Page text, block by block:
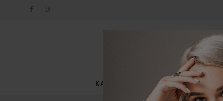
KATEGORIE NOWOŚCI